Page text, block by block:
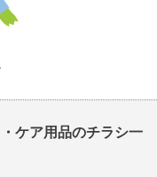
ケア用品のチラシ一